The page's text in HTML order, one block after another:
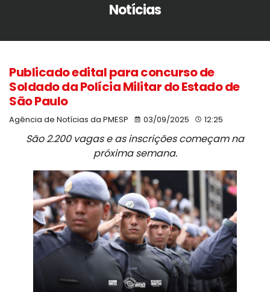
Notícias
Publicado edital para concurso de
Soldado da Polícia Militar do Estado de
São Paulo
Agência de Notícias da PMESP 03/09/2025 12:25
São 2.200 vagas e as inscrições começam na
próxima semana.